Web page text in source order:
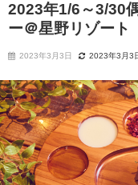
2023年1/6～3/30
ー＠星野リゾー
2023年3月3日 2023年3月3